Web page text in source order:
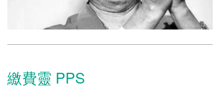
繳費靈 PPS